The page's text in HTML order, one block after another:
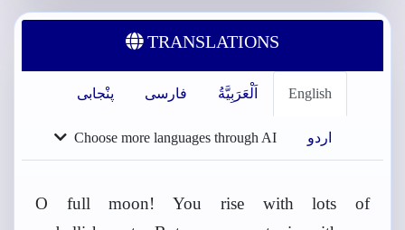
TRANSLATIONS
English اَلْعَرَبِيَّةُ فارسی پنْجابی
اردو Choose more languages through AI
O full moon! You rise with lots of